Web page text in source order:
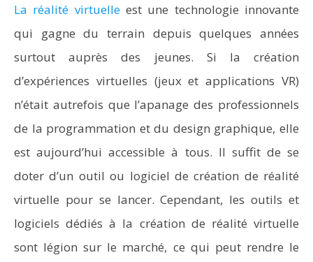
La réalité virtuelleest une technologie innovante
qui gagne du terrain depuis quelques années
surtout auprès des jeunes. Si la création
d’expériences virtuelles (jeux et applications VR)
n’était autrefois que l’apanage des professionnels
de la programmation et du design graphique, elle
est aujourd’hui accessible à tous. Il suffit de se
doter d’un outil ou logiciel de création de réalité
virtuelle pour se lancer. Cependant, les outils et
logiciels dédiés à la création de réalité virtuelle
sont légion sur le marché, ce qui peut rendre le